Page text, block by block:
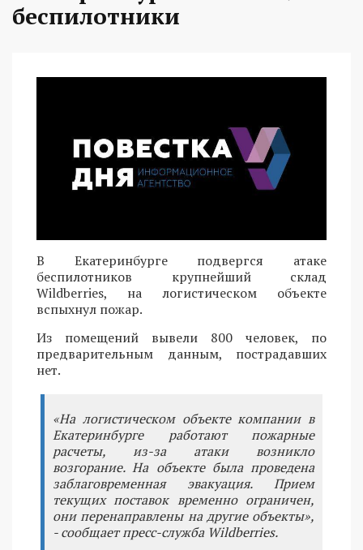
беспилотники
В Екатеринбурге подвергся атаке
беспилотников крупнейший склад
Wildberries, на логистическом объекте
вспыхнул пожар.
Из помещений вывели 800 человек, по
предварительным данным, пострадавших
нет.
«На логистическом объекте компании в
Екатеринбурге работают пожарные
расчеты, из-за атаки возникло
возгорание. На объекте была проведена
заблаговременная эвакуация. Прием
текущих поставок временно ограничен,
они перенаправлены на другие объекты»,
- сообщает пресс-служба Wildberries.